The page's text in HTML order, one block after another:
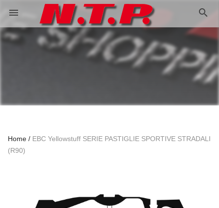
menu search
Home
EBC Yellowstuff SERIE PASTIGLIE SPORTIVE STRADALI
(R90)